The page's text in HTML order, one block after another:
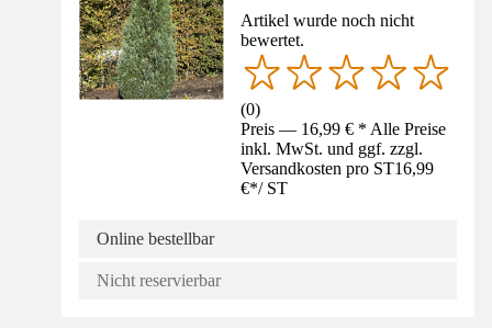
Artikel wurde noch nicht
bewertet.
(0)
Preis — 16,99 € * Alle Preise
inkl. MwSt. und ggf. zzgl.
Versandkosten pro ST16,99
€*/ ST
Online bestellbar
Nicht reservierbar